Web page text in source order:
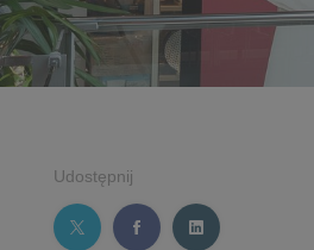
Udostępnij